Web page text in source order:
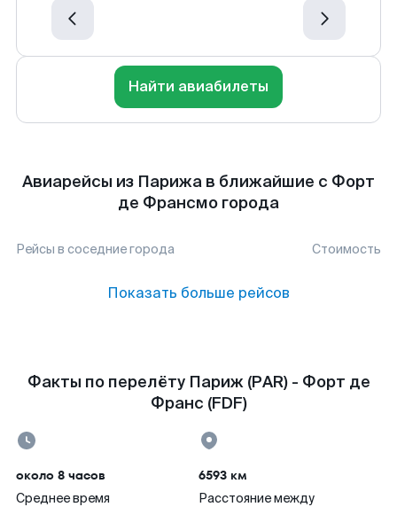
Найти авиабилеты
Авиарейсы из Парижа в ближайшие с Форт
де Франсмо города
Рейсы в соседние города Стоимость
Показать больше рейсов
Факты по перелёту Париж (PAR) - Форт де
Франс (FDF)
около 8 часов
Среднее время
6593 км
Расстояние между